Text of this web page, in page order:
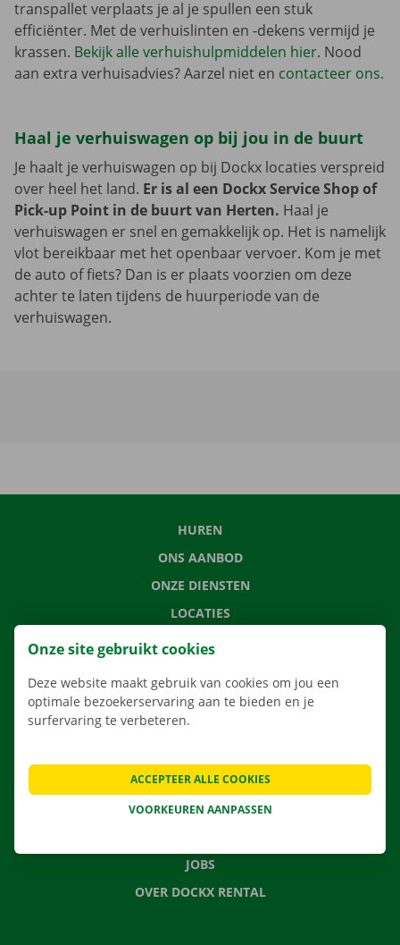
transpallet verplaats je al je spullen een stuk
efficiënter. Met de verhuislinten en -dekens vermijd je
krassen. Bekijk alle verhuishulpmiddelen hier. Nood
aan extra verhuisadvies? Aarzel niet en contacteer ons.
Haal je verhuiswagen op bij jou in de buurt
Je haalt je verhuiswagen op bij Dockx locaties verspreid
over heel het land. Er is al een Dockx Service Shop of
Pick-up Point in de buurt van Herten. Haal je
verhuiswagen er snel en gemakkelijk op. Het is namelijk
vlot bereikbaar met het openbaar vervoer. Kom je met
de auto of fiets? Dan is er plaats voorzien om deze
achter te laten tijdens de huurperiode van de
verhuiswagen.
HUREN
ONS AANBOD
ONZE DIENSTEN
LOCATIES
APP
VEELGESTELDE VRAGEN
NIEUWS
JOBS
OVER DOCKX RENTAL
Onze site gebruikt cookies
Deze website maakt gebruik van cookies om jou een
optimale bezoekerservaring aan te bieden en je
surfervaring te verbeteren.
VOORKEUREN AANPASSEN
ACCEPTEER ALLE COOKIES